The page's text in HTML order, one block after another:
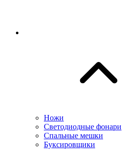
Ножи
Светодиодные фонари
Спальные мешки
Буксировщики